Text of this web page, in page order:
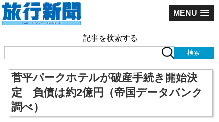
MENU
記事を検索する
菅平パークホテルが破産手続き開始決
定 負債は約2億円（帝国データバンク
調べ）